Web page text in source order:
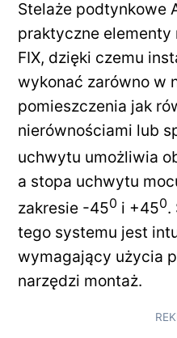
Stelaże podtynkowe
praktyczne elementy
FIX, dzięki czemu
wykonać zarówno w
pomieszczenia jak
nierównościami lub
uchwytu umożliwia
a stopa uchwytu
zakresie -450 i +450.
tego systemu jest
wymagający użycia
narzędzi montaż.